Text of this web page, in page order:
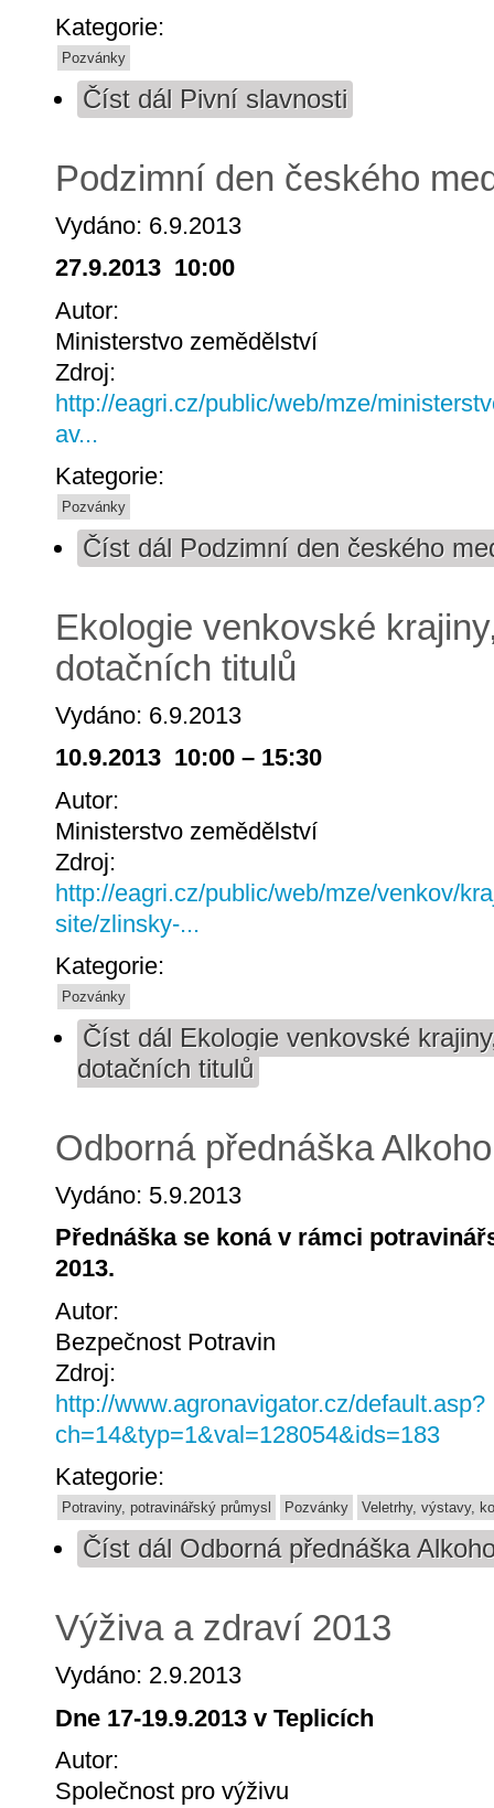
Kategorie:
Pozvánky
Číst dál Pivní slavnosti
Podzimní den českého
Vydáno: 6.9.2013
27.9.2013 10:00
Autor:
Ministerstvo zemědělství
Zdroj:
http://eagri.cz/public/web/mze/
av...
Kategorie:
Pozvánky
Číst dál Podzimní den českého
Ekologie venkovské
dotačních titulů
Vydáno: 6.9.2013
10.9.2013 10:00 – 15:30
Autor:
Ministerstvo zemědělství
Zdroj:
http://eagri.cz/public/web/mze/venkov/
site/zlinsky-...
Kategorie:
Pozvánky
Číst dál Ekologie venkovské
dotačních titulů
Odborná přednáška
Vydáno: 5.9.2013
Přednáška se koná v rámci
2013.
Autor:
Bezpečnost Potravin
Zdroj:
http://www.agronavigator.cz/default.asp?
ch=14&typ=1&val=128054&ids=183
Kategorie:
Potraviny, potravinářský průmysl Pozvánky Veletrhy, výstavy,
Číst dál Odborná přednáška
Výživa a zdraví 2013
Vydáno: 2.9.2013
Dne 17-19.9.2013 v Teplicích
Autor:
Společnost pro výživu